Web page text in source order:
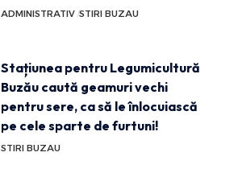
ADMINISTRATIV STIRI BUZAU
Stațiunea pentru Legumicultură
Buzău caută geamuri vechi
pentru sere, ca să le înlocuiască
pe cele sparte de furtuni!
STIRI BUZAU